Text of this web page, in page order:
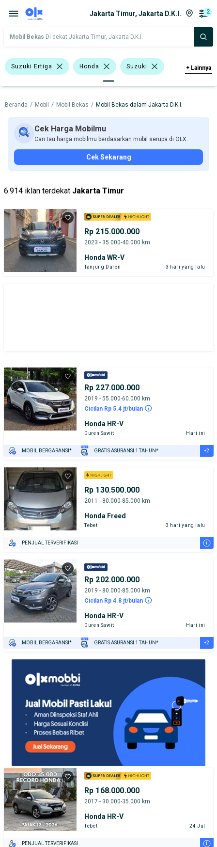
Jakarta Timur, Jakarta D.K.I. 2
Mobil Bekas Di dekat Jakarta Timur, Jakarta D.K.I.
Suzuki Ertiga Honda Suzuki
Harga Merek Dan Model Tahun
Tipe Bodi Tipe Membership
+ Lainnya
Beranda / Mobil / Mobil Bekas / Mobil Bekas dalam Jakarta D.K.I.
Cek Harga Mobilmu
Cari tau harga mobilmu berdasarkan mobil serupa di OLX.
Cek Sekarang
6.914 iklan terdekat Jakarta Timur
Rp 215.000.000
2023 - 35.000-40.000 km
Honda WR-V
Tanjung Duren 3 hari yang lalu
Rp 227.000.000
2019 - 55.000-60.000 km
Cicilan Rp 5.4 jt/bulan
Honda HR-V
Duren Sawit Hari ini
MOBIL BERGARANSI* GRATIS ASURANSI 1 TAHUN* +2
Rp 130.500.000
2011 - 80.000-85.000 km
Honda Freed
Tebet 3 hari yang lalu
PENJUAL TERVERIFIKASI i
Rp 202.000.000
2019 - 80.000-85.000 km
Cicilan Rp 4.8 jt/bulan
Honda HR-V
Duren Sawit Hari ini
MOBIL BERGARANSI* GRATIS ASURANSI 1 TAHUN* +2
Rp 168.000.000
2017 - 30.000-35.000 km
Honda HR-V
Tebet 24 Jul
PENJUAL TERVERIFIKASI i